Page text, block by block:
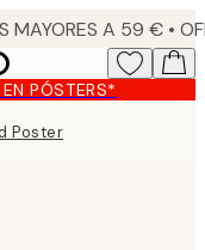
PÓSTERS*
Poster